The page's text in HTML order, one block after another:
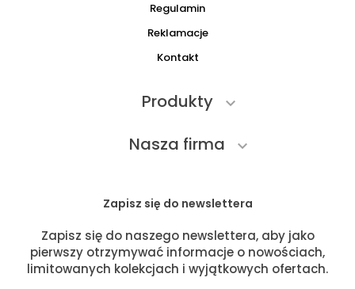
Regulamin
Reklamacje
Kontakt
Produkty 
Nasza firma 
Zapisz się do newslettera
Zapisz się do naszego newslettera, aby jako
pierwszy otrzymywać informacje o nowościach,
limitowanych kolekcjach i wyjątkowych ofertach.